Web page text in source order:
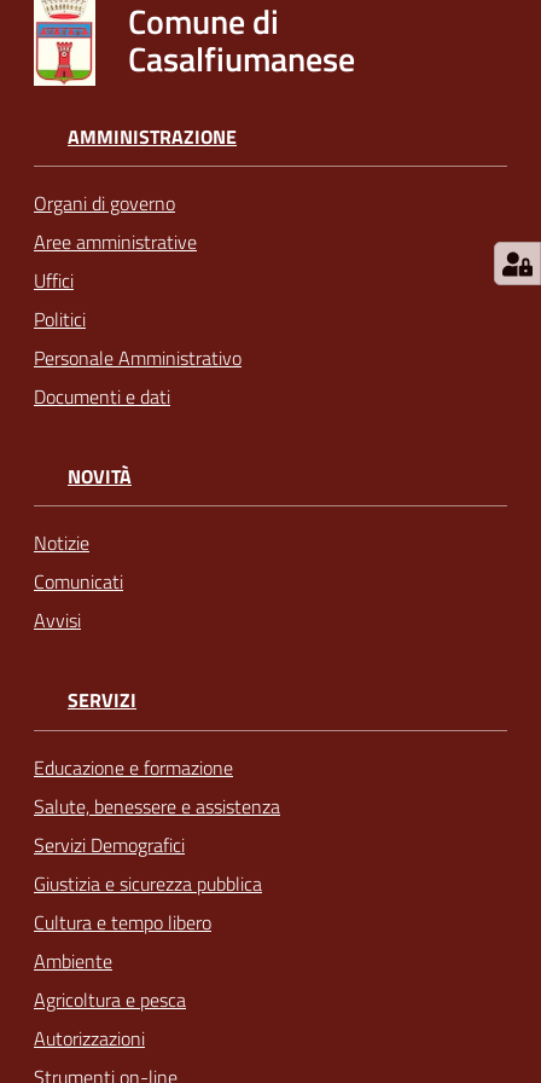
Comune di
Casalfiumanese
AMMINISTRAZIONE
Organi di governo
Aree amministrative
Uffici
Politici
Personale Amministrativo
Documenti e dati
NOVITÀ
Notizie
Comunicati
Avvisi
SERVIZI
Educazione e formazione
Salute, benessere e assistenza
Servizi Demografici
Giustizia e sicurezza pubblica
Cultura e tempo libero
Ambiente
Agricoltura e pesca
Autorizzazioni
Strumenti on-line